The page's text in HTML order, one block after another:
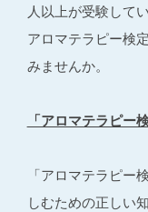
人以上が受験してい
アロマテラピー検
みませんか。
「アロマテラピー
「アロマテラピー
しむための正しい